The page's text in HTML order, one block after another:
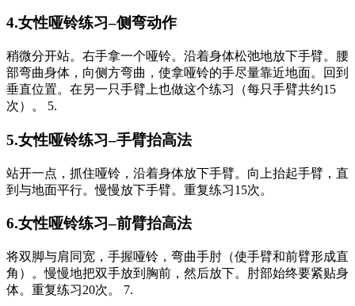
4.女性哑铃练习–侧弯动作
稍微分开站。右手拿一个哑铃。沿着身体松弛地放下手臂。腰
部弯曲身体，向侧方弯曲，使拿哑铃的手尽量靠近地面。回到
垂直位置。在另一只手臂上也做这个练习（每只手臂共约15
次）。 5.
5.女性哑铃练习–手臂抬高法
站开一点，抓住哑铃，沿着身体放下手臂。向上抬起手臂，直
到与地面平行。慢慢放下手臂。重复练习15次。
6.女性哑铃练习–前臂抬高法
将双脚与肩同宽，手握哑铃，弯曲手肘（使手臂和前臂形成直
角）。慢慢地把双手放到胸前，然后放下。肘部始终要紧贴身
体。重复练习20次。 7.